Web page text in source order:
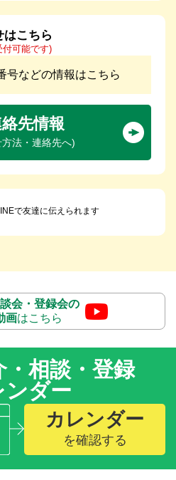
はこちら
付可能です)
号などの情報はこちら
先情報
法・連絡先へ)
で友達に伝えられます
会・登録会の
画はこちら
・相談・登録
ンダー
カレンダー
を確認する